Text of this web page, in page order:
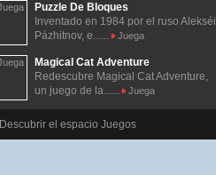
Puzzle De Bloques
Inventado en 1984 por el ruso Alekséi
Pázhitnov, e......
Juega
Magical Cat Adventure
Redescubre Magical Cat Adventure,
un juego de la......
Juega
Descubrir el espacio Juegos